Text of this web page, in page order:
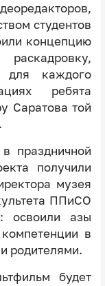
студентов
концепцию
для каждого
ребята
Саратова той
праздничной
получили
музея
ППиСО
освоили азы
в
родителями.
будет